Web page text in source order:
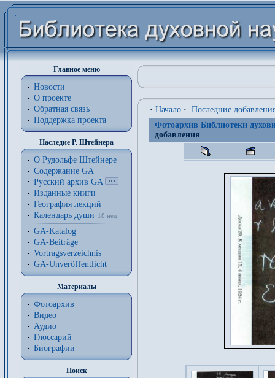
Главное меню
Новости
О проекте
Обратная связь
Поддержка проекта
Наследие Р. Штейнера
О Рудольфе Штейнере
Содержание GA
Русский архив GA
Изданные книги
География лекций
Календарь души
18 нед.
GA-Katalog
GA-Beiträge
Vortragsverzeichnis
GA-Unveröffentlicht
Материалы
Фотоархив
Видео
Аудио
Глоссарий
Биографии
Поиск
· Начало · Последние
Фотоархив Библиотеки
добавления